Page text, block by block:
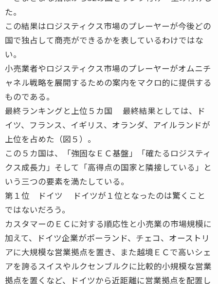
た。
この結果はロジスティクス市場のプレーヤーが今後どの
国で独占して商売ができるかを表しているわけではな
い。
小売業者やロジスティクス市場のプレーヤーがオムニチ
ャネル戦略を展開するための案内をマクロ的に提供する
ものである。
最終ランキングと上位５カ国 最終結果としては、ド
イツ、フランス、イギリス、オランダ、アイルランドが
上位を占めた（図５）。
この５カ国は、「強固なＥＣ基盤」「確たるロジスティ
クス成長力」そして「高得点の国家と隣接している」と
いう三つの要素を満たしている。
第１位 ドイツ ドイツが１位となったのは驚くこと
ではないだろう。
カスタマーのＥＣに対する順応性と小売業の市場規模に
加えて、ドイツ企業がポーランド、チェコ、オーストリ
アに大規模な営業拠点を置き、また越境ＥＣで高いシェ
アを誇るスイスやルクセンブルクに比較的小規模な営業
拠点を置くなど、ドイツから近距離に営業拠点を配置し